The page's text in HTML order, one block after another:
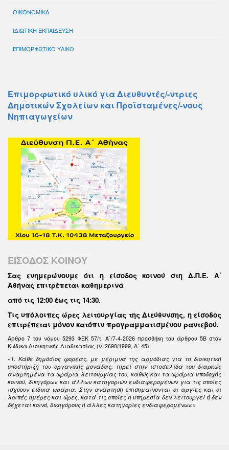
ΟΙΚΟΝΟΜΙΚΑ
ΙΔΙΩΤΙΚΗ ΕΚΠΑΙΔΕΥΣΗ
ΕΠΙΜΟΡΦΩΤΙΚΟ ΥΛΙΚΟ
Επιμορφωτικό υλικό για Διευθυντές/-ντριες
Δημοτικών Σχολείων και Προϊσταμένες/-νους
Νηπιαγωγείων
ΕΙΣΟΔΟΣ ΚΟΙΝΟΥ
Σας ενημερώνουμε ότι η είσοδος κοινού στη Δ.Π.Ε. Α΄
Αθήνας επιτρέπεται καθημερινά
από τις 12:00 έως τις 14:30.
Τις υπόλοιπες ώρες λειτουργίας της Διεύθυνσης, η είσοδος
επιτρέπεται μόνον κατόπιν προγραμματισμένου ραντεβού.
Άρθρο 7 του νόμου 5293 ΦΕΚ 57/τ. Α΄/7-4-2026 προσθήκη του άρθρου 5Β στον
Κώδικα Διοικητικής Διαδικασίας (ν. 2690/1999, Α΄ 45).
«1. Κάθε δημόσιος φορέας, με μέριμνα της αρμόδιας για τη διοικητική
υποστήριξή του οργανικής μονάδας, τηρεί στην ιστοσελίδα του διαρκώς
αναρτημένα τα ωράρια λειτουργίας του, καθώς και τα ωράρια υποδοχής
κοινού, δικηγόρων και άλλων κατηγοριών ενδιαφερομένων για τις οποίες
ισχύουν ειδικά ωράρια. Στην ανάρτηση επισημαίνονται οι αργίες και οι
λοιπές ημέρες και ώρες, κατά τις οποίες η υπηρεσία δεν λειτουργεί ή δεν
δέχεται κοινό, δικηγόρους ή άλλες κατηγορίες ενδιαφερομένων.»